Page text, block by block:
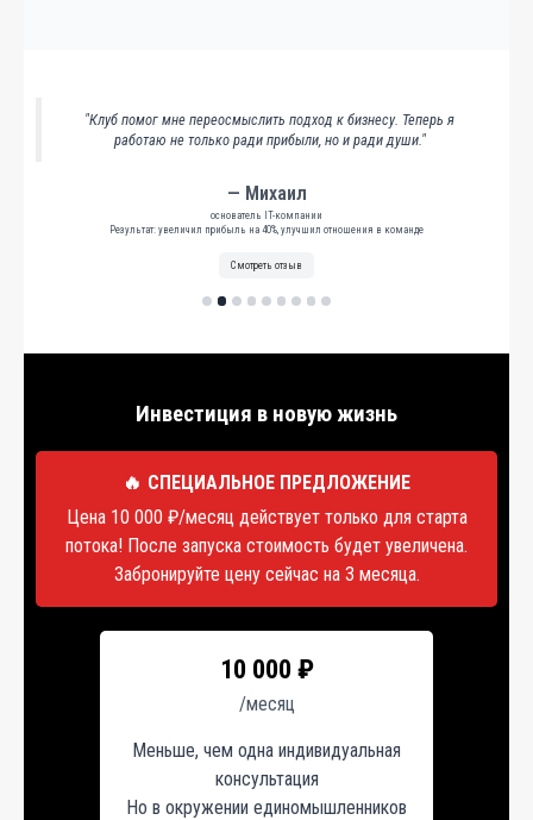
"Клуб помог мне переосмыслить подход к бизнесу. Теперь я
работаю не только ради прибыли, но и ради души."
— Михаил
основатель IT-компании
Результат: увеличил прибыль на 40%, улучшил отношения в команде
Смотреть отзыв
Инвестиция в новую жизнь
🔥 СПЕЦИАЛЬНОЕ ПРЕДЛОЖЕНИЕ
Цена 10 000 ₽/месяц действует только для старта
потока! После запуска стоимость будет увеличена.
Забронируйте цену сейчас на 3 месяца.
10 000 ₽
/месяц
Меньше, чем одна индивидуальная
консультация
Но в окружении единомышленников